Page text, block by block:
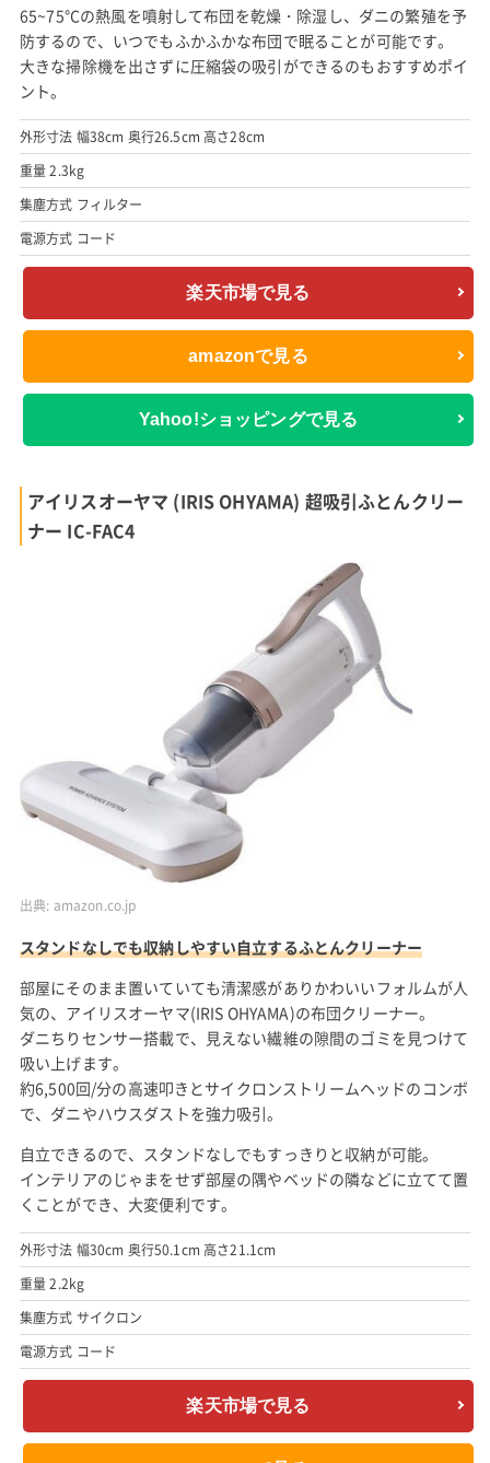
65~75°Cの熱風を噴射して布団を乾燥・除湿し、ダニの繁殖を予
防するので、いつでもふかふかな布団で眠ることが可能です。
大きな掃除機を出さずに圧縮袋の吸引ができるのもおすすめポイ
ント。
外形寸法 幅38cm 奥行26.5cm 高さ28cm
重量 2.3kg
集塵方式 フィルター
電源方式 コード
楽天市場で見る
amazonで見る
Yahoo!ショッピングで見る
アイリスオーヤマ (IRIS OHYAMA) 超吸引ふとんクリー
ナー IC-FAC4
出典: amazon.co.jp
スタンドなしでも収納しやすい自立するふとんクリーナー
部屋にそのまま置いていても清潔感がありかわいいフォルムが人
気の、アイリスオーヤマ(IRIS OHYAMA)の布団クリーナー。
ダニちりセンサー搭載で、見えない繊維の隙間のゴミを見つけて
吸い上げます。
約6,500回/分の高速叩きとサイクロンストリームヘッドのコンボ
で、ダニやハウスダストを強力吸引。
自立できるので、スタンドなしでもすっきりと収納が可能。
インテリアのじゃまをせず部屋の隅やベッドの隣などに立てて置
くことができ、大変便利です。
外形寸法 幅30cm 奥行50.1cm 高さ21.1cm
重量 2.2kg
集塵方式 サイクロン
電源方式 コード
楽天市場で見る